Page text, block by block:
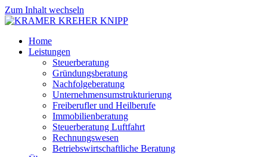
Zum Inhalt wechseln
Home
Leistungen
Steuerberatung
Gründungsberatung
Nachfolgeberatung
Unternehmensumstrukturierung
Freiberufler und Heilberufe
Immobilienberatung
Steuerberatung Luftfahrt
Rechnungswesen
Betriebswirtschaftliche Beratung